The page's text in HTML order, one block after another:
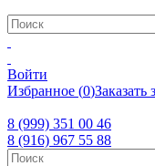
Войти
Избранное (0)Заказать
8 (999) 351 00 46
8 (916) 967 55 88